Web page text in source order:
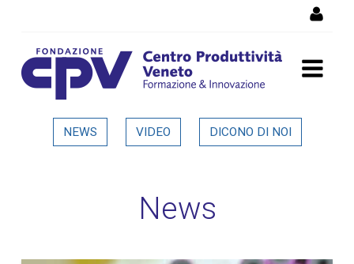
Dettaglio in evidenza
NEWS VIDEO DICONO DI NOI
News